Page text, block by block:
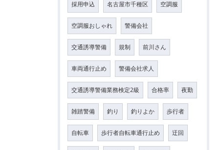
採用申込 名古屋市千種区 空調服
空調服おしゃれ 警備会社
交通誘導警備 規制 前川さん
車両通行止め 警備会社求人
交通誘導警備業務検定2級 合格率 夜勤
雑踏警備 釣り 釣りよか 歩行者
自転車 歩行者自転車通行止め 迂回